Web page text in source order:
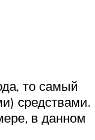
то самый
средствами.
в данном